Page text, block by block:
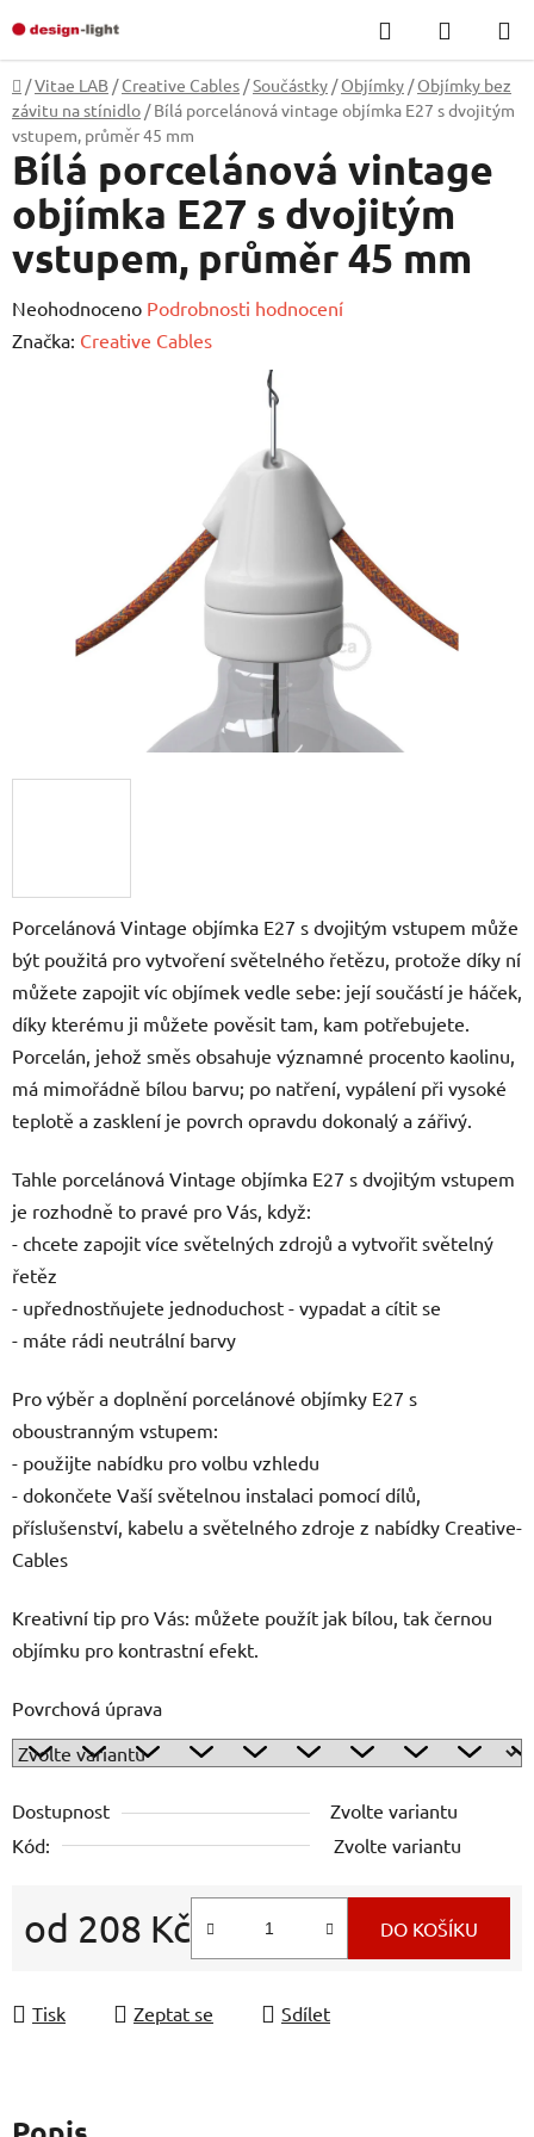
na
obsah
Hledat
KOŠÍK
Domů
/Vitae LAB / Creative Cables /Součástky / Objímky / Objímky bez
závitu na stínidlo / Bílá porcelánová vintage objímka E27 s dvojitým
vstupem, průměr 45 mm
Porcelánová Vintage objímka E27 s dvojitým vstupem může
být použitá pro vytvoření světelného řetězu, protože díky ní
můžete zapojit víc objímek vedle sebe: její součástí je háček,
díky kterému ji můžete pověsit tam, kam potřebujete.
Porcelán, jehož směs obsahuje významné procento kaolinu,
má mimořádně bílou barvu; po natření, vypálení při vysoké
teplotě a zasklení je povrch opravdu dokonalý a zářivý.
Tahle porcelánová Vintage objímka E27 s dvojitým vstupem
je rozhodně to pravé pro Vás, když:
- chcete zapojit více světelných zdrojů a vytvořit světelný
řetěz
- upřednostňujete jednoduchost - vypadat a cítit se
- máte rádi neutrální barvy
Pro výběr a doplnění porcelánové objímky E27 s
oboustranným vstupem:
- použijte nabídku pro volbu vzhledu
- dokončete Vaší světelnou instalaci pomocí dílů,
příslušenství, kabelu a světelného zdroje z nabídky Creative-
Cables
Kreativní tip pro Vás: můžete použít jak bílou, tak černou
objímku pro kontrastní efekt.
Povrchová úprava
Dostupnost
Zvolte variantu
Kód:
Zvolte variantu
od 208 Kč DO KOŠÍKU
Tisk Zeptat se Sdílet
Bílá porcelánová vintage
objímka E27 s dvojitým
vstupem, průměr 45 mm
Průměrné
hodnocení
Neohodnoceno Podrobnosti hodnocení
Značka: Creative Cables